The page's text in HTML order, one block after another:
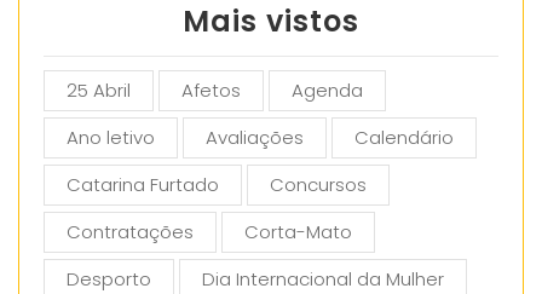
Mais vistos
25 Abril Afetos
Agenda
Ano letivo
Avaliações
Calendário
Catarina Furtado
Concursos
Contratações
Corta-Mato
Desporto
Dia Internacional da Mulher